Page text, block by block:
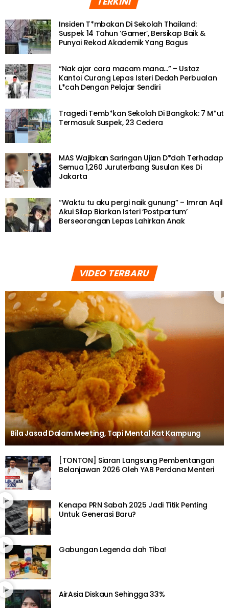
Insiden T*mbakan Di Sekolah Thailand:
Suspek 14 Tahun ‘Gamer’, Bersikap Baik &
Punyai Rekod Akademik Yang Bagus
“Nak ajar cara macam mana…” – Ustaz
Kantoi Curang Lepas Isteri Dedah Perbualan
L*cah Dengan Pelajar Sendiri
Tragedi Temb*kan Sekolah Di Bangkok: 7 M*ut
Termasuk Suspek, 23 Cedera
MAS Wajibkan Saringan Ujian D*dah Terhadap
Semua 1,260 Juruterbang Susulan Kes Di
Jakarta
“Waktu tu aku pergi naik gunung” – Imran Aqil
Akui Silap Biarkan Isteri ‘Postpartum’
Berseorangan Lepas Lahirkan Anak
VIDEO TERBARU
Bila Jasad Dalam Meeting, Tapi Mental Kat Kampung
[TONTON] Siaran Langsung Pembentangan
Belanjawan 2026 Oleh YAB Perdana Menteri
Kenapa PRN Sabah 2025 Jadi Titik Penting
Untuk Generasi Baru?
Gabungan Legenda dah Tiba!
AirAsia Diskaun Sehingga 33%